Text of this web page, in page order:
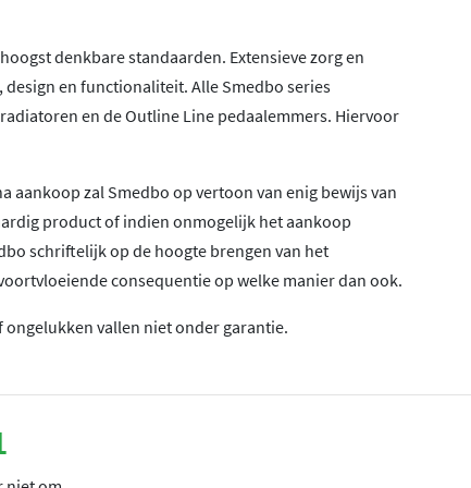
denkbare standaarden. Extensieve zorg en
en functionaliteit. Alle Smedbo series
en de Outline Line pedaalemmers. Hiervoor
aankoop zal Smedbo op vertoon van enig bewijs van
product of indien onmogelijk het aankoop
schriftelijk op de hoogte brengen van het
consequentie op welke manier dan ook.
vallen niet onder garantie.